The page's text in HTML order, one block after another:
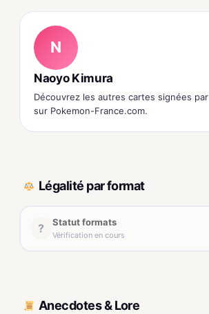
N
Naoyo Kimura
Découvrez les autres cartes signées par
sur Pokemon-France.com.
Légalité par format
? Statut formats
Vérification en cours
Anecdotes & Lore